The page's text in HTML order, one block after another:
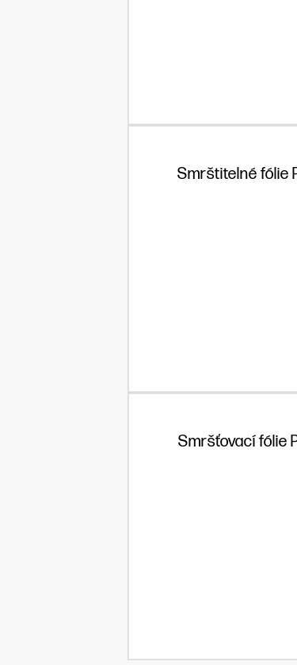
Smrštitelné fólie
Smršťovací fólie